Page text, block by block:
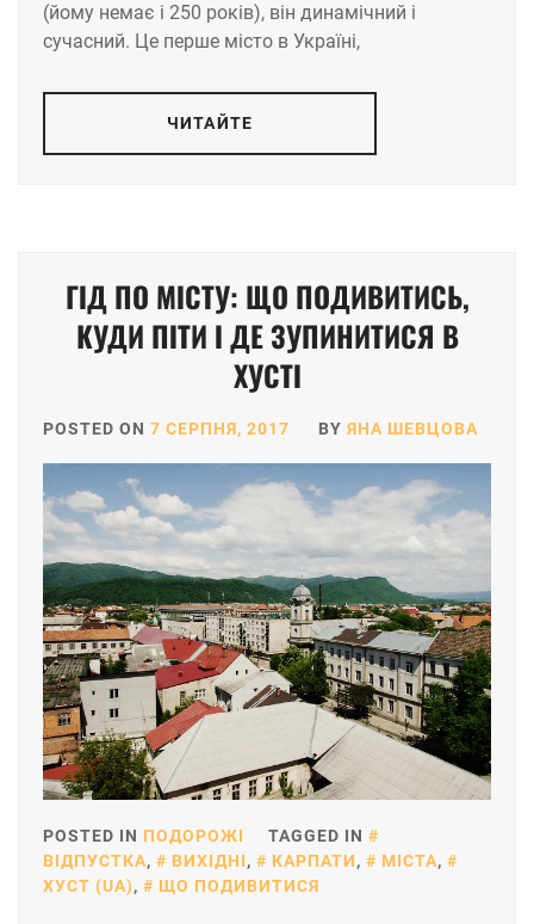
(йому немає і 250 років), він динамічний і
сучасний. Це перше місто в Україні,
ЧИТАЙТЕ
ГІД ПО МІСТУ: ЩО ПОДИВИТИСЬ,
КУДИ ПІТИ І ДЕ ЗУПИНИТИСЯ В
ХУСТІ
POSTED ON 7 СЕРПНЯ, 2017 BY ЯНА ШЕВЦОВА
POSTED IN ПОДОРОЖІ
TAGGED IN
ВІДПУСТКА, ВИХІДНІ, КАРПАТИ, МІСТА,
ХУСТ (UA), ЩО ПОДИВИТИСЯ